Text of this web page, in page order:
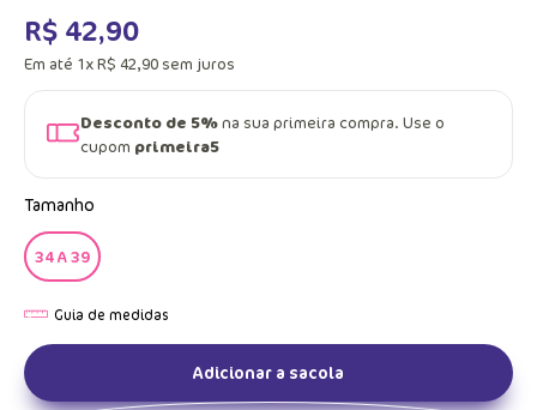
R$ 42,90
Em até 1xR$ 42,90 sem juros
Desconto de 5%na sua primeira compra. Use o
cupom primeira5
Tamanho
34 A 39
Adicionar a sacola